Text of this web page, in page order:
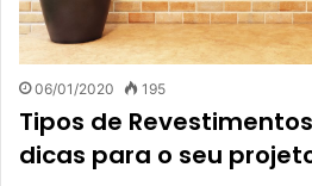
06/01/2020 195
Tipos de
dicas para o seu